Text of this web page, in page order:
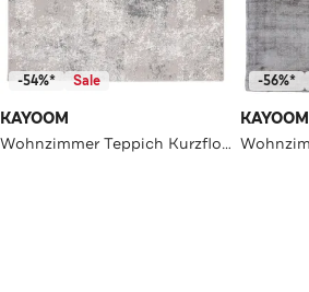
-54%* Sale
KAYOOM
Wohnzimmer Teppich Kurzflorteppich Stage 725 in silber
-56%*
KAYOOM